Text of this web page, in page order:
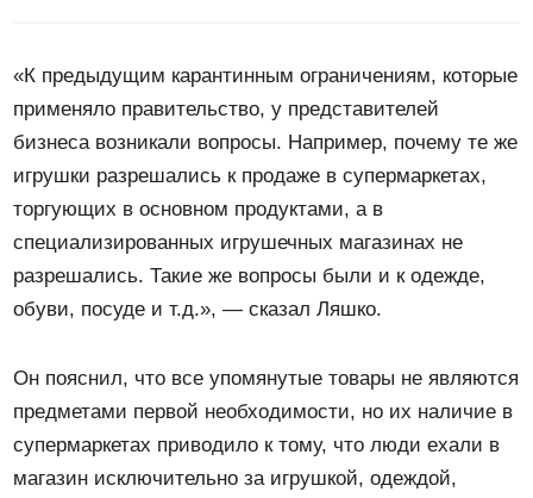
«К предыдущим карантинным ограничениям, которые
применяло правительство, у представителей
бизнеса возникали вопросы. Например, почему те же
игрушки разрешались к продаже в супермаркетах,
торгующих в основном продуктами, а в
специализированных игрушечных магазинах не
разрешались. Такие же вопросы были и к одежде,
обуви, посуде и т.д.», — сказал Ляшко.
Он пояснил, что все упомянутые товары не являются
предметами первой необходимости, но их наличие в
супермаркетах приводило к тому, что люди ехали в
магазин исключительно за игрушкой, одеждой,